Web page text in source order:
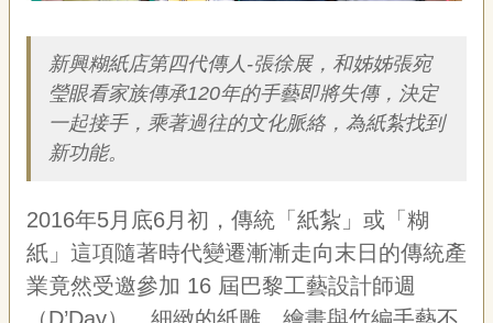
家
影
音
新興糊紙店第四代傳人-張徐展，和姊姊張宛
瑩眼看家族傳承120年的手藝即將失傳，決定
一起接手，乘著過往的文化脈絡，為紙紮找到
新功能。
2016年5月底6月初，傳統「紙紮」或「糊
紙」這項隨著時代變遷漸漸走向末日的傳統產
業竟然受邀參加 16 屆巴黎工藝設計師週